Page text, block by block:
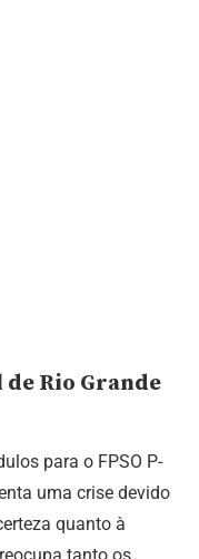
de Rio Grande
para o FPSO P-
uma crise devido
quanto à